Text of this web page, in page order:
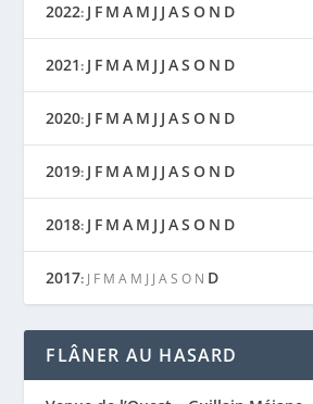
2022: J F M A M J J AS O N D
2021: J F M A M J J AS O N D
2020: J F M A M J J AS O N D
2019: J F M A M J J AS O N D
2018: J F M A M J J AS O N D
2017: J F M A M J J A S O N D
FLÂNER AU HASARD